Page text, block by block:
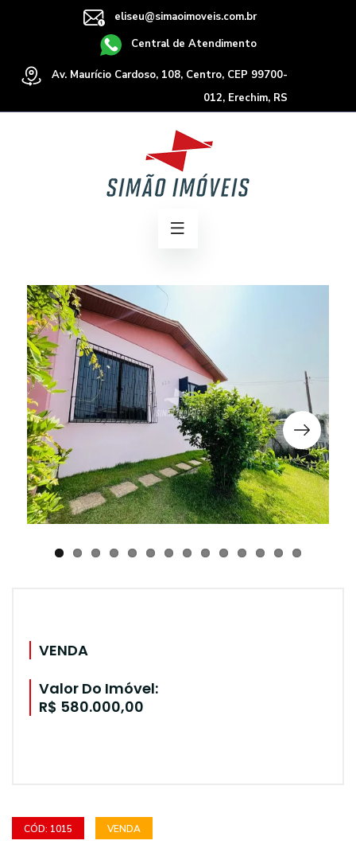
eliseu@simaoimoveis.com.br
Central de Atendimento
Av. Maurício Cardoso, 108, Centro, CEP 99700-
012, Erechim, RS
VENDA
Valor Do Imóvel:
R$ 580.000,00
CÓD: 1015 VENDA